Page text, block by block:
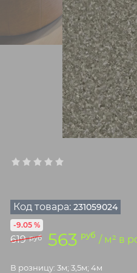
Код товара: 231059024
619 руб 563 руб / м² в
-9.05 %
В розницу: 3м; 3,5м; 4м